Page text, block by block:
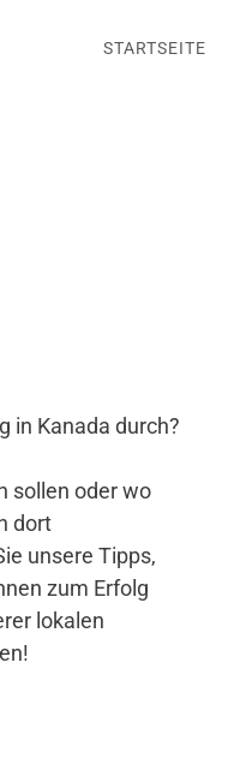
STARTSEITE
in Kanada durch?
sollen oder wo
dort
unsere Tipps,
zum Erfolg
lokalen